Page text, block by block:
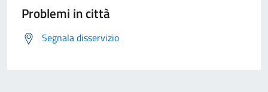
Problemi in città
Segnala disservizio